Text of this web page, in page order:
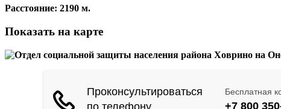
Расстояние: 2190 м.
Показать на карте